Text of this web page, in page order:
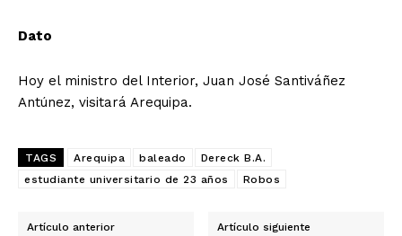
Dato
Hoy el ministro del Interior, Juan José Santiváñez
Antúnez, visitará Arequipa.
TAGS Arequipa baleado
Dereck B.A.
estudiante universitario de 23 años
Robos
Artículo anterior Artículo siguiente